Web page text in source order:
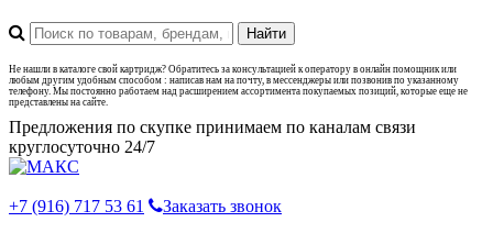
Не нашли в каталоге свой картридж? Обратитесь за консультацией к оператору в онлайн помощник или
любым другим удобным способом : написав нам на почту, в мессенджеры или позвонив по указанному
телефону. Мы постоянно работаем над расширением ассортимента покупаемых позиций, которые еще не
представлены на сайте.
Предложения по скупке принимаем по каналам связи
круглосуточно 24/7
+7 (916) 717 53 61
Заказать звонок